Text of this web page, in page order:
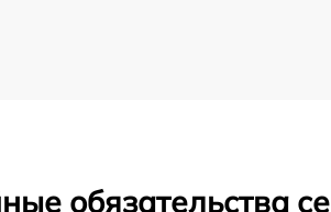
обязательства